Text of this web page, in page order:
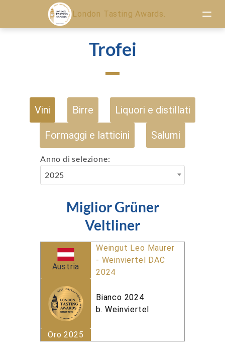
London Tasting Awards.
Trofei
Vini Birre Liquori e distillati
Formaggi e latticini Salumi
Anno di selezione:
2025
Miglior Grüner
Veltliner
Weingut Leo Maurer
- Weinviertel DAC
2024
Oro 2025
Bianco 2024
b. Weinviertel
Austria